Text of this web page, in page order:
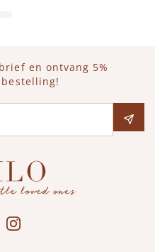
en ontvang 5%
Bekijk onze Instagram pagina